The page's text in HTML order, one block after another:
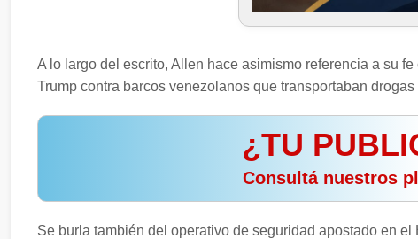
A lo largo del escrito, Allen hace asimismo referencia a su
Trump contra barcos venezolanos que transportaban
¿TU
Consultá nuestros
Se burla también del operativo de seguridad apostado en